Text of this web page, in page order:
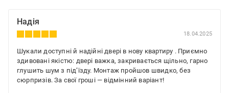
Надія
18.04.2025
Шукали доступні й надійні двері в нову квартиру . Приємно
здивовані якістю: двері важка, закривається щільно, гарно
глушить шум з під’їзду. Монтаж пройшов швидко, без
сюрпризів. За свої гроші — відмінний варіант!